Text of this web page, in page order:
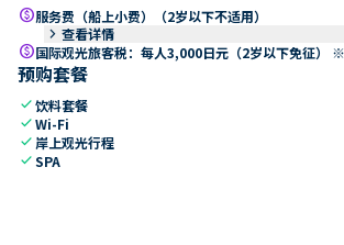
paid服务费（船上小费）（2岁以下不适用）
keyboard_arrow_right 查看详情
paid国际观光旅客税：每人3,000日元（2岁以下免征）
预购套餐
check饮料套餐
checkWi-Fi
check 岸上观光行程
checkSPA